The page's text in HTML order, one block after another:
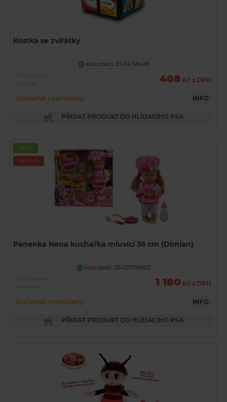
Kostka se zvířátky
U Kód zboží: 33-34/58428
408 Kč s DPH
Dočasně vyprodaný INFO
PŘIDAT PRODUKT DO HLÍDACÍHO PSA
Akční
Novinka
Panenka Nena kuchařka mluvící 36 cm (Dimian)
U Kód zboží: 33-027/98302
1 180 Kč s DPH
Dočasně vyprodaný INFO
PŘIDAT PRODUKT DO HLÍDACÍHO PSA